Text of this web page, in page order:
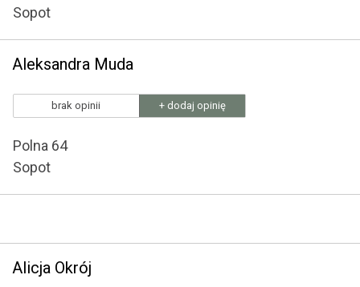
Sopot
Aleksandra Muda
brak opinii + dodaj opinię
Polna 64
Sopot
Alicja Okrój